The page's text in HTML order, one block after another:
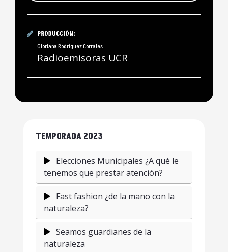
PRODUCCIÓN:
Gloriana Rodríguez Corrales
Radioemisoras UCR
TEMPORADA 2023
Elecciones Municipales ¿A qué le
tenemos que prestar atención?
Fast fashion ¿de la mano con la
naturaleza?
Seamos guardianes de la
naturaleza